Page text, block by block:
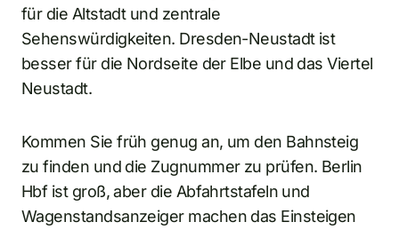
für die Altstadt und zentrale
Sehenswürdigkeiten. Dresden-Neustadt ist
besser für die Nordseite der Elbe und das Viertel
Neustadt.
Kommen Sie früh genug an, um den Bahnsteig
zu finden und die Zugnummer zu prüfen. Berlin
Hbf ist groß, aber die Abfahrtstafeln und
Wagenstandsanzeiger machen das Einsteigen